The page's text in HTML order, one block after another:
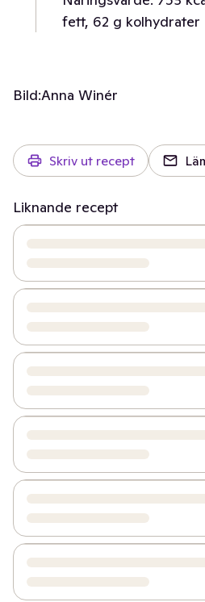
fett, 62 g kolhydrater
Bild:Anna Winér
Skriv ut recept
Liknande recept